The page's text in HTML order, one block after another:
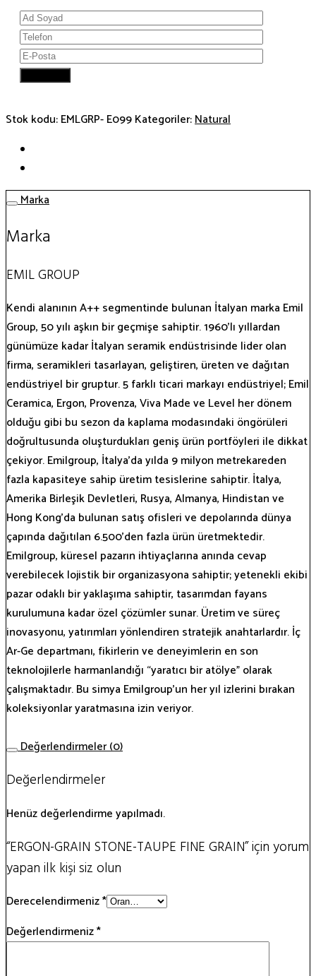
Stok kodu:EMLGRP- E099Kategoriler:Natural
Marka
Marka
EMIL GROUP
Kendi alanının A++ segmentinde bulunan İtalyan marka Emil
Group, 50 yılı aşkın bir geçmişe sahiptir. 1960’lı yıllardan
günümüze kadar İtalyan seramik endüstrisinde lider olan
firma, seramikleri tasarlayan, geliştiren, üreten ve dağıtan
endüstriyel bir gruptur. 5 farklı ticari markayı endüstriyel; Emil
Ceramica, Ergon, Provenza, Viva Made ve Level her dönem
olduğu gibi bu sezon da kaplama modasındaki öngörüleri
doğrultusunda oluşturdukları geniş ürün portföyleri ile dikkat
çekiyor. Emilgroup, İtalya’da yılda 9 milyon metrekareden
fazla kapasiteye sahip üretim tesislerine sahiptir. İtalya,
Amerika Birleşik Devletleri, Rusya, Almanya, Hindistan ve
Hong Kong’da bulunan satış ofisleri ve depolarında dünya
çapında dağıtılan 6.500’den fazla ürün üretmektedir.
Emilgroup, küresel pazarın ihtiyaçlarına anında cevap
verebilecek lojistik bir organizasyona sahiptir; yetenekli ekibi
pazar odaklı bir yaklaşıma sahiptir, tasarımdan fayans
kurulumuna kadar özel çözümler sunar. Üretim ve süreç
inovasyonu, yatırımları yönlendiren stratejik anahtarlardır. İç
Ar-Ge departmanı, fikirlerin ve deneyimlerin en son
teknolojilerle harmanlandığı “yaratıcı bir atölye” olarak
çalışmaktadır. Bu simya Emilgroup’un her yıl izlerini bırakan
koleksiyonlar yaratmasına izin veriyor.
Değerlendirmeler (0)
Değerlendirmeler
Henüz değerlendirme yapılmadı.
“ERGON-GRAIN STONE-TAUPE FINE GRAIN” için yorum
yapan ilk kişi siz olun
Derecelendirmeniz*
Değerlendirmeniz*